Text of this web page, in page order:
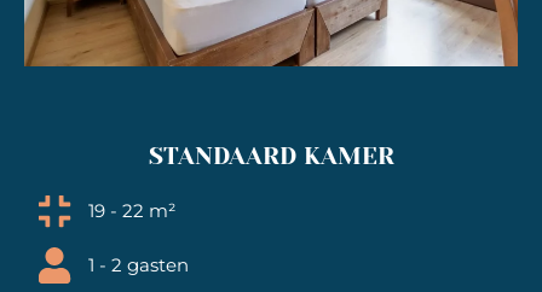
STANDAARD KAMER
19 - 22 m²
1 - 2 gasten